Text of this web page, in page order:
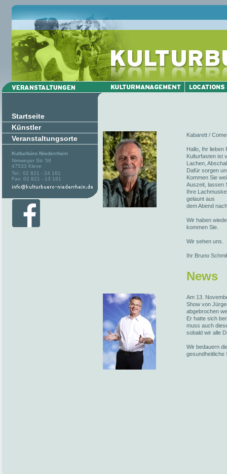
Startseite
Künstler
Veranstaltungsorte
Kulturbüro Niederrhein
Nimweger Str. 58
47533 Kleve
Tel.: 02 821 - 24 161
Fax: 02 821 - 13 161
Kabarett /
Hallo, Ihr lieben
Kulturfasten ist
Lachen,
Dafür sorgen
Kommen Sie
Auszeit, lassen
Ihre
gelaunt aus
dem Abend
Wir haben
kommen Sie.
Wir sehen uns.
Ihr Bruno
News
Am 13.
Show von
abgebrochen
Er hatte sich
muss auch
sobald wir alle
Wir bedauern
gesundheitliche